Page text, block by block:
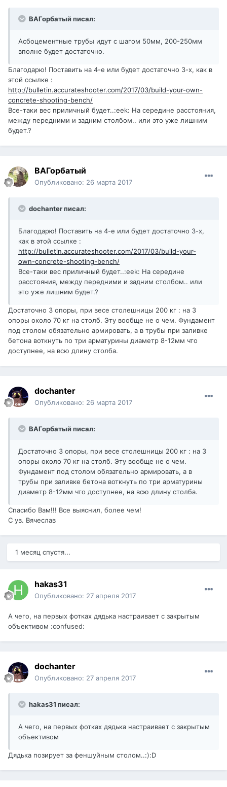
ВАГорбатый писал:
Асбоцементные трубы идут с шагом 50мм, 200-250мм
вполне будет достаточно.
Благодарю! Поставить на 4-е или будет достаточно 3-х, как в
этой ссылке :
http://bulletin.accurateshooter.com/2017/03/build-your-own-
concrete-shooting-bench/
Все-таки вес приличный будет..:eek: На середине расстояния,
между передними и задним столбом.. или это уже лишним
будет.?
ВАГорбатый
Опубликовано: 26 марта 2017
dochanter писал:
Благодарю! Поставить на 4-е или будет достаточно 3-х,
как в этой ссылке :
http://bulletin.accurateshooter.com/2017/03/build-your-
own-concrete-shooting-bench/
Все-таки вес приличный будет..:eek: На середине
расстояния, между передними и задним столбом.. или
это уже лишним будет.?
Достаточно 3 опоры, при весе столешницы 200 кг : на 3
опоры около 70 кг на столб. Эту вообще не о чем. Фундамент
под столом обязательно армировать, а в трубы при заливке
бетона воткнуть по три арматурины диаметр 8-12мм что
доступнее, на всю длину столба.
dochanter
Опубликовано: 26 марта 2017
ВАГорбатый писал:
Достаточно 3 опоры, при весе столешницы 200 кг : на 3
опоры около 70 кг на столб. Эту вообще не о чем.
Фундамент под столом обязательно армировать, а в
трубы при заливке бетона воткнуть по три арматурины
диаметр 8-12мм что доступнее, на всю длину столба.
Спасибо Вам!!! Все выяснил, более чем!
С ув. Вячеслав
1 месяц спустя...
hakas31
Опубликовано: 27 апреля 2017
А чего, на первых фотках дядька настраивает с закрытым
объективом :confused:
dochanter
Опубликовано: 27 апреля 2017
hakas31 писал:
А чего, на первых фотках дядька настраивает с закрытым
объективом
Дядька позирует за феншуйным столом..:):D